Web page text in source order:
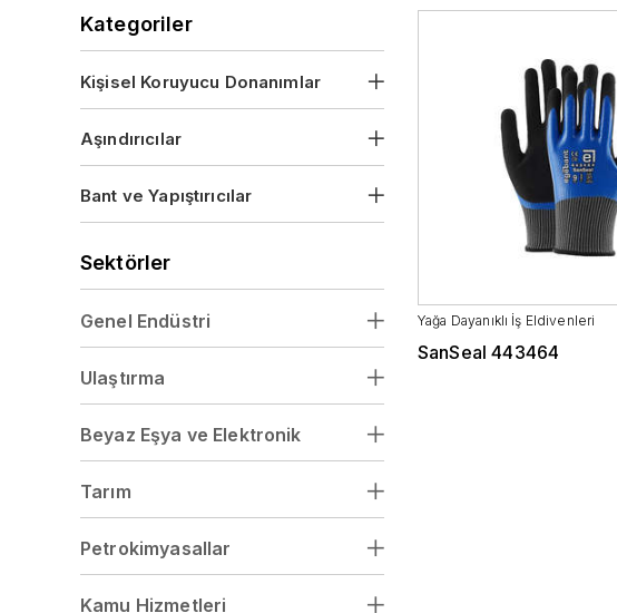
Kategoriler
Kişisel Koruyucu Donanımlar
Aşındırıcılar
Bant ve Yapıştırıcılar
Sektörler
Genel Endüstri
Ulaştırma
Beyaz Eşya ve Elektronik
Tarım
Petrokimyasallar
Kamu Hizmetleri
Yağa Dayanıklı İş Eldivenleri
SanSeal 443464